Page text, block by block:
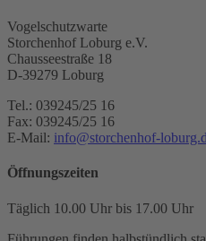
Vogelschutzwarte
Storchenhof Loburg e.V.
Chausseestraße 18
D-39279 Loburg
Tel.: 039245/25 16
Fax: 039245/25 16
E-Mail: info@storchenhof-
Öffnungszeiten
Täglich 10.00 Uhr bis 17.00 Uhr